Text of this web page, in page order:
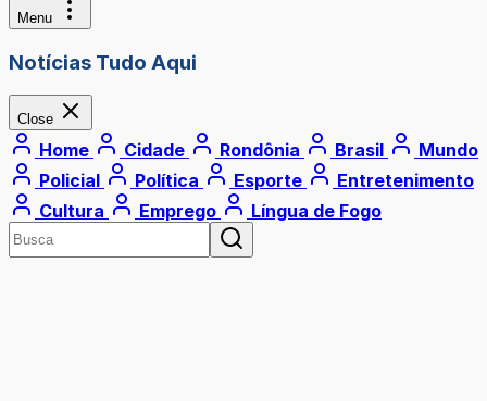
Menu
Notícias Tudo Aqui
Close
Home Cidade Rondônia Brasil
Mundo
Policial
Política Esporte
Entretenimento
Cultura
Emprego Língua de Fogo